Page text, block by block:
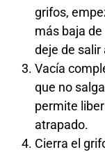
grifos,
más baja
deje de salir
Vacía
que no
permite
atrapado.
Cierra el